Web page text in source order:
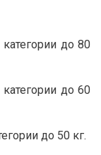
до 80
до 60
до 50 кг.